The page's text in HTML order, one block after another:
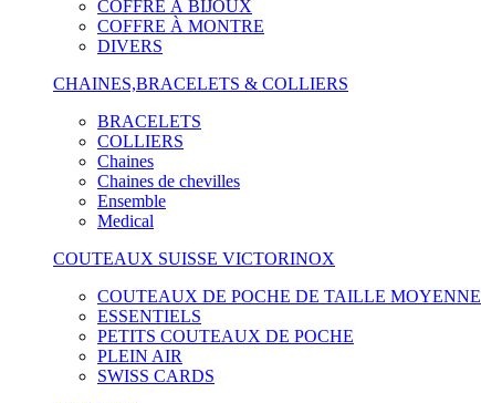
COFFRE À BIJOUX
COFFRE À MONTRE
DIVERS
CHAINES,BRACELETS & COLLIERS
BRACELETS
COLLIERS
Chaines
Chaines de chevilles
Ensemble
Medical
COUTEAUX SUISSE VICTORINOX
COUTEAUX DE POCHE DE TAILLE MOYENNE
ESSENTIELS
PETITS COUTEAUX DE POCHE
PLEIN AIR
SWISS CARDS